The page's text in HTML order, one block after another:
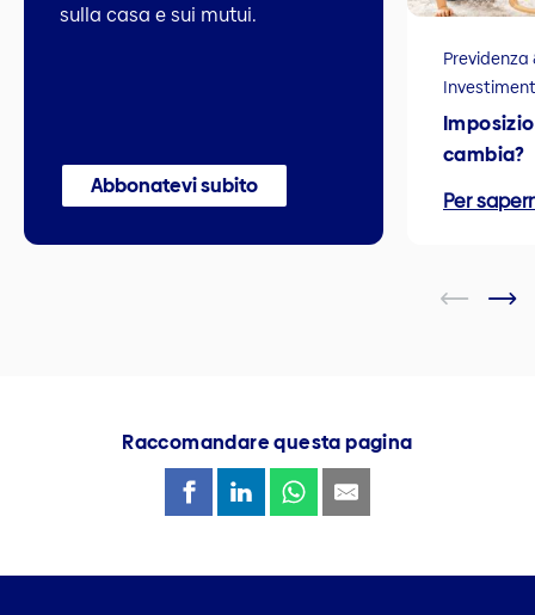
sulla casa e sui mutui.
Abbonatevi subito
Previdenza
cambia?
Per
Raccomandare questa pagina